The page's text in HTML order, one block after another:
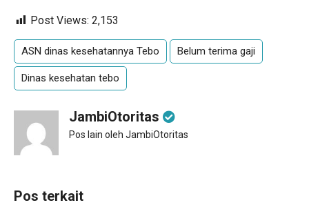
Post Views: 2,153
ASN dinas kesehatannya Tebo Belum terima gaji
Dinas kesehatan tebo
JambiOtoritas
Pos lain oleh JambiOtoritas
Pos terkait